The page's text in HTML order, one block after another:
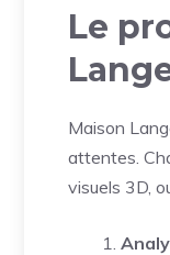
Le
Maison
attentes.
visuels 3D,